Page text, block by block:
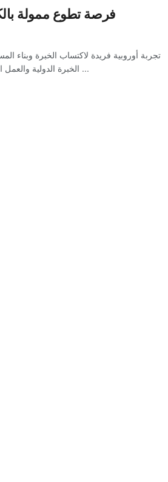
فرصة تطوع ممولة
تجربة أوروبية فريدة لاكتساب الخبرة وبناء
الخبرة الدولية والعمل الإنساني، تبرز لاتفيا كواحدة من ...